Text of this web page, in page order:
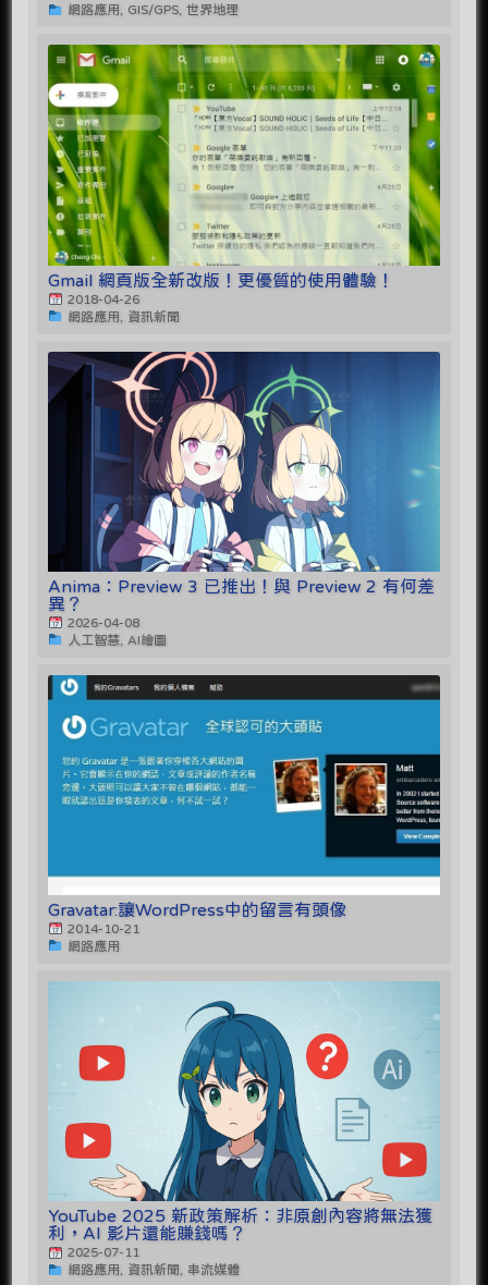
網路應用, GIS/GPS, 世界地理
Gmail 網頁版全新改版！更優質的使用體驗！
2018-04-26
網路應用, 資訊新聞
Anima：Preview 3 已推出！與 Preview 2 有何差
異？
2026-04-08
人工智慧, AI繪圖
Gravatar:讓WordPress中的留言有頭像
2014-10-21
網路應用
YouTube 2025 新政策解析：非原創內容將無法獲
利，AI 影片還能賺錢嗎？
2025-07-11
網路應用, 資訊新聞, 串流媒體